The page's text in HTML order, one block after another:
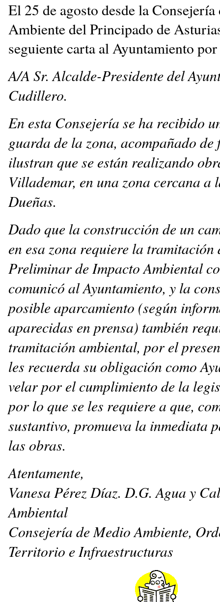
El 25 de agosto desde la
Ambiente del Principado de
seguiente carta al Ayuntamiento
A/A Sr. Alcalde-Presidente del
Cudillero.
En esta Consejería se ha recibido
guarda de la zona, acompañado
ilustran que se están realizando
Villademar, en una zona cercana a
Dueñas.
Dado que la construcción de un
en esa zona requiere la tramitación
Preliminar de Impacto Ambiental
comunicó al Ayuntamiento, y la
posible aparcamiento (según
aparecidas en prensa) también
tramitación ambiental, por el
les recuerda su obligación como
velar por el cumplimiento de la
por lo que se les requiere a que,
sustantivo, promueva la inmediata
las obras.
Atentamente,
Vanesa Pérez Díaz. D.G. Agua y
Ambiental
Consejería de Medio Ambiente,
Territorio e Infraestructuras